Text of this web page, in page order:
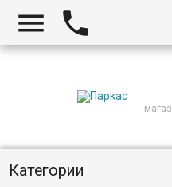
 
Категории